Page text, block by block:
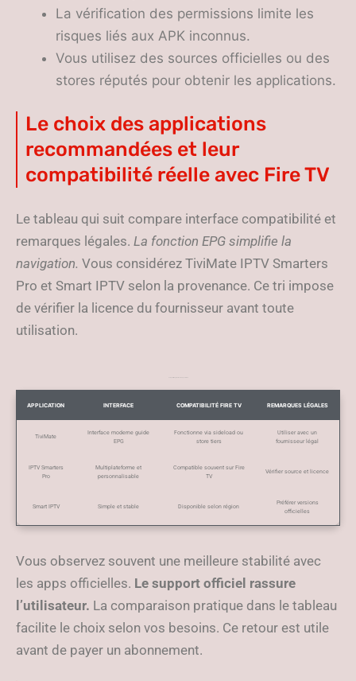
La vérification des permissions limite les
risques liés aux APK inconnus.
Vous utilisez des sources officielles ou des
stores réputés pour obtenir les applications.
Le choix des applications
recommandées et leur
compatibilité réelle avec Fire TV
Le tableau qui suit compare interface compatibilité et
remarques légales. La fonction EPG simplifie la
navigation. Vous considérez TiviMate IPTV Smarters
Pro et Smart IPTV selon la provenance. Ce tri impose
de vérifier la licence du fournisseur avant toute
utilisation.
APPLICATION INTERFACE COMPATIBILITÉ FIRE TV REMARQUES LÉGALES
TiviMate
Interface moderne guide
EPG
Fonctionne via sideload ou
store tiers
Utiliser avec un
fournisseur légal
IPTV Smarters
Pro
Multiplateforme et
personnalisable
Compatible souvent sur Fire
TV
Vérifier source et licence
Smart IPTV Simple et stable Disponible selon région
Préférer versions
officielles
Vous observez souvent une meilleure stabilité avec
les apps officielles. Le support officiel rassure
l’utilisateur. La comparaison pratique dans le tableau
facilite le choix selon vos besoins. Ce retour est utile
avant de payer un abonnement.